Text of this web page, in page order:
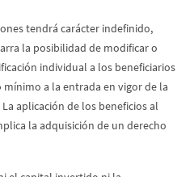
tendrá carácter indefinido,
la posibilidad de modificar o
individual a los beneficiarios
a la entrada en vigor de la
aplicación de los beneficios al
la adquisición de un derecho